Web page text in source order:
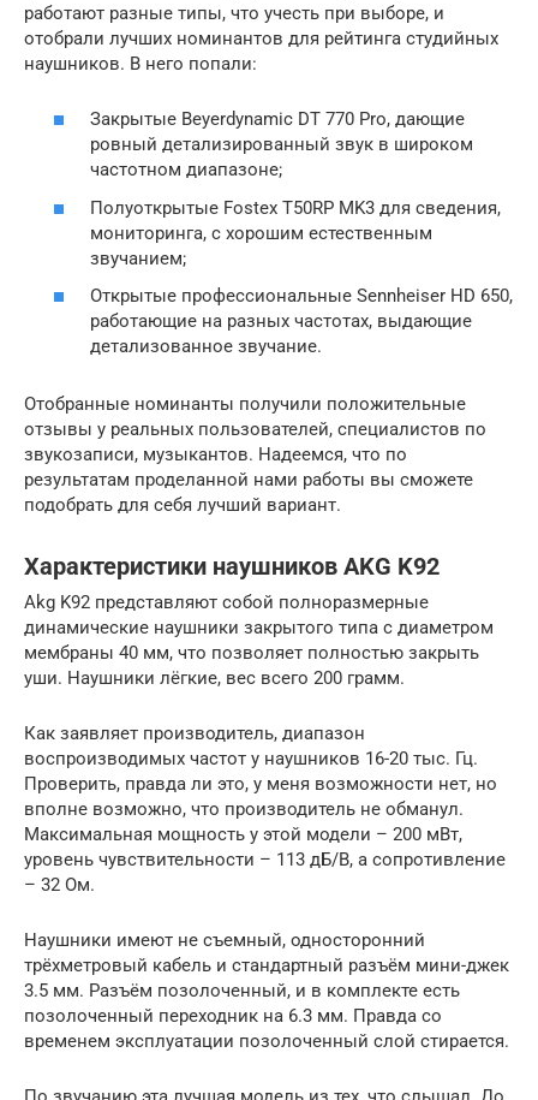
работают разные типы, что учесть при выборе, и
отобрали лучших номинантов для рейтинга студийных
наушников. В него попали:
Закрытые Beyerdynamic DT 770 Pro, дающие
ровный детализированный звук в широком
частотном диапазоне;
Полуоткрытые Fostex T50RP MK3 для сведения,
мониторинга, с хорошим естественным
звучанием;
Открытые профессиональные Sennheiser HD 650,
работающие на разных частотах, выдающие
детализованное звучание.
Отобранные номинанты получили положительные
отзывы у реальных пользователей, специалистов по
звукозаписи, музыкантов. Надеемся, что по
результатам проделанной нами работы вы сможете
подобрать для себя лучший вариант.
Характеристики наушников AKG K92
Akg K92 представляют собой полноразмерные
динамические наушники закрытого типа с диаметром
мембраны 40 мм, что позволяет полностью закрыть
уши. Наушники лёгкие, вес всего 200 грамм.
Как заявляет производитель, диапазон
воспроизводимых частот у наушников 16-20 тыс. Гц.
Проверить, правда ли это, у меня возможности нет, но
вполне возможно, что производитель не обманул.
Максимальная мощность у этой модели – 200 мВт,
уровень чувствительности – 113 дБ/В, а сопротивление
– 32 Ом.
Наушники имеют не съемный, односторонний
трёхметровый кабель и стандартный разъём мини-джек
3.5 мм. Разъём позолоченный, и в комплекте есть
позолоченный переходник на 6.3 мм. Правда со
временем эксплуатации позолоченный слой стирается.